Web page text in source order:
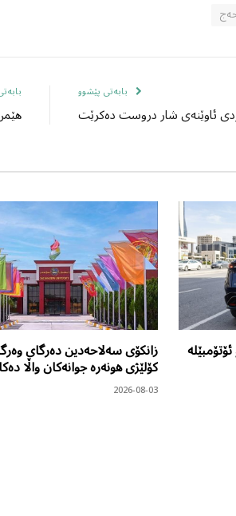
بابەتی پێشوو
ئاوێنەی شار دروست دەکرێت
زانکۆی سەلاحەدین دەرگای
کۆلێژی هونەرە جوانەکان واڵا
2026-08-03